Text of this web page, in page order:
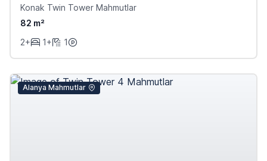
Konak Twin Tower Mahmutlar
82 m²
2+
1+ 1
Alanya Mahmutlar